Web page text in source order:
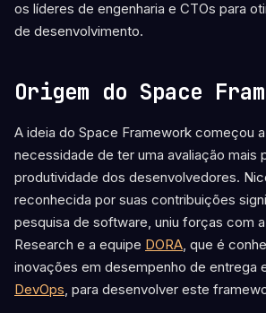
os líderes de engenharia e CTOs para
de desenvolvimento.
Origem do Space
A ideia do Space Framework começou
necessidade de ter uma avaliação mais
produtividade dos desenvolvedores.
reconhecida por suas contribuições
pesquisa de software, uniu forças com
Research e a equipe DORA, que é
inovações em desempenho de entrega
DevOps, para desenvolver este